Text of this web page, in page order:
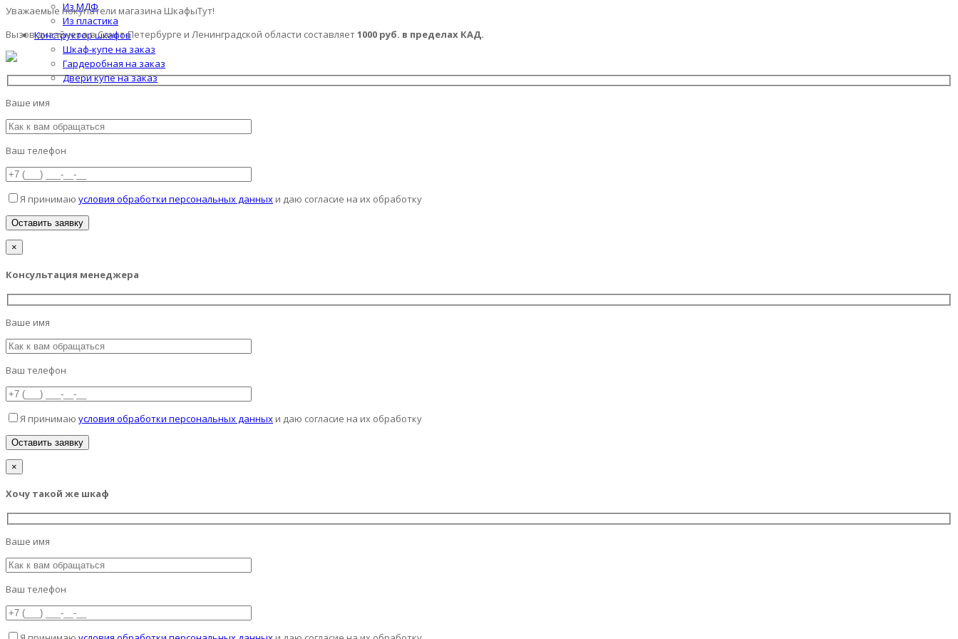
Из МДФ
Из пластика
Конструктор шкафов
Шкаф-купе на заказ
Гардеробная на заказ
Двери купе на заказ
Уважаемые покупатели магазина ШкафыТут!
Вызов дизайнера в Санкт-Петербурге и Ленинградской области составляет1000 руб. в пределах КАД.
Ваше имя
Ваш телефон
Я принимаю условия обработки персональных данных и даю согласие на их обработку
×
Консультация менеджера
Ваше имя
Ваш телефон
Я принимаю условия обработки персональных данных и даю согласие на их обработку
×
Хочу такой же шкаф
Ваше имя
Ваш телефон